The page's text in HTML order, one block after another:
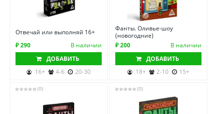
Отвечай или выполняй 16+
₽ 290
В наличии
ДОБАВИТЬ
16+
4-6 20-30
Фанты. Оливье-шоу
(новогодние)
₽ 200
В наличии
ДОБАВИТЬ
18+
2-10 15+
(0) (0)